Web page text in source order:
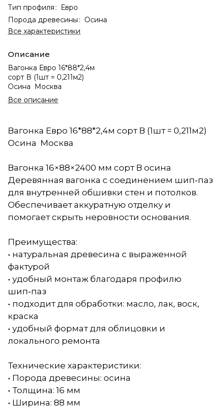
Тип профиля : Евро
Порода древесины : Осина
Все характеристики
Описание
Вагонка Евро 16*88*2,4м
сорт В (1шт = 0,211м2)
Осина Москва
Все описание
Вагонка Евро 16*88*2,4м сорт В (1шт = 0,211м2)
Осина Москва
Вагонка 16×88×2400 мм сорт В осина
Деревянная вагонка с соединением шип‑паз
для внутренней обшивки стен и потолков.
Обеспечивает аккуратную отделку и
помогает скрыть неровности основания.
Преимущества:
• натуральная древесина с выраженной
фактурой
• удобный монтаж благодаря профилю
шип‑паз
• подходит для обработки: масло, лак, воск,
краска
• удобный формат для облицовки и
локального ремонта
Технические характеристики:
• Порода древесины: осина
• Толщина: 16 мм
• Ширина: 88 мм